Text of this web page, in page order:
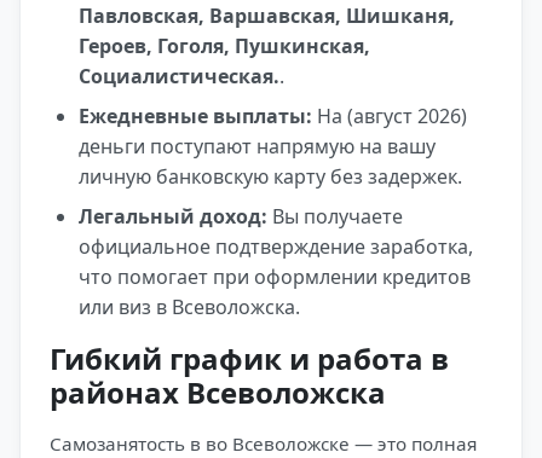
Павловская, Варшавская, Шишканя,
Героев, Гоголя, Пушкинская,
Социалистическая..
Ежедневные выплаты: На (август 2026)
деньги поступают напрямую на вашу
личную банковскую карту без задержек.
Легальный доход: Вы получаете
официальное подтверждение заработка,
что помогает при оформлении кредитов
или виз в Всеволожска.
Гибкий график и работа в
районах Всеволожска
Самозанятость в во Всеволожске — это полная